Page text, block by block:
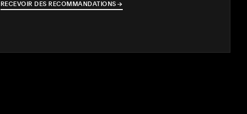
RECEVOIR DES RECOMMANDATIONS →
→